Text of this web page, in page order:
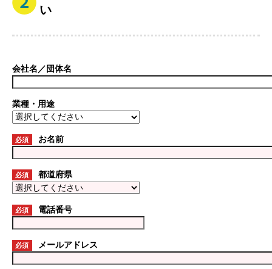
い
会社名／団体名
業種・用途
必須 お名前
必須 都道府県
必須 電話番号
必須 メールアドレス